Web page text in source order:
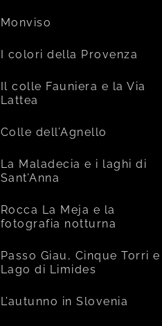
Monviso
I colori della Provenza
Il colle Fauniera e la Via
Lattea
Colle dell’Agnello
La Maladecia e i laghi di
Sant’Anna
Rocca La Meja e la
fotografia notturna
Passo Giau, Cinque Torri e
Lago di Limides
L’autunno in Slovenia